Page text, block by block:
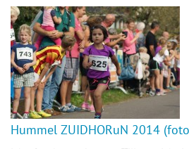
Hobby & Vrije tijd
Welzijn & Maatschappij
Bedrijven
Prikbord & Aanbiedingen
Hummel ZUIDHORuN 2014